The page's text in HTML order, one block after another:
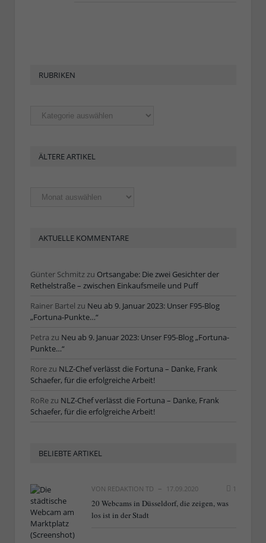
RUBRIKEN
Rubriken
ÄLTERE ARTIKEL
Ältere
Artikel
AKTUELLE KOMMENTARE
Günter Schmitzzu Ortsangabe: Die zwei Gesichter der
Rethelstraße – zwischen Einkaufsmeile und Puff
Rainer Bartel zu Neu ab 9. Januar 2023: Unser F95-Blog
„Fortuna-Punkte…“
Petra zu Neu ab 9. Januar 2023: Unser F95-Blog „Fortuna-
Punkte…“
Rorezu NLZ-Chef verlässt die Fortuna – Danke, Frank
Schaefer, für die erfolgreiche Arbeit!
RoRezu NLZ-Chef verlässt die Fortuna – Danke, Frank
Schaefer, für die erfolgreiche Arbeit!
BELIEBTE ARTIKEL
VON REDAKTION TD 17.09.2020 1
20 Webcams in Düsseldorf, die zeigen, was
los ist in der Stadt